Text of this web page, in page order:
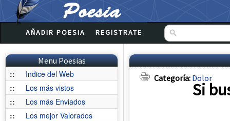
AÑADIR POESIA REGISTRATE
Menu Poesias
::
Indice del Web
::
Los más vistos
::
Los más Enviados
::
Los mejor Valorados
Categoría: Dolor
Si